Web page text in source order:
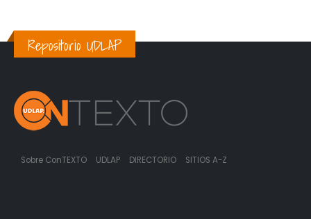
Repositorio UDLAP
Sobre ConTEXTO UDLAP DIRECTORIO SITIOS A-Z